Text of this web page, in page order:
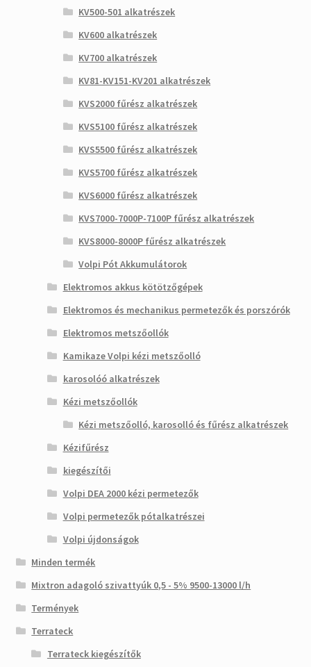
KV500-501 alkatrészek
KV600 alkatrészek
KV700 alkatrészek
KV81-KV151-KV201 alkatrészek
KVS2000 fűrész alkatrészek
KVS5100 fűrész alkatrészek
KVS5500 fűrész alkatrészek
KVS5700 fűrész alkatrészek
KVS6000 fűrész alkatrészek
KVS7000-7000P-7100P fűrész alkatrészek
KVS8000-8000P fűrész alkatrészek
Volpi Pót Akkumulátorok
Elektromos akkus kötötzőgépek
Elektromos és mechanikus permetezők és porszórók
Elektromos metszőollók
Kamikaze Volpi kézi metszőolló
karosolóó alkatrészek
Kézi metszőollók
Kézi metszőolló, karosolló és fűrész alkatrészek
Kézifűrész
kiegészítői
Volpi DEA 2000 kézi permetezők
Volpi permetezők pótalkatrészei
Volpi újdonságok
Minden termék
Mixtron adagoló szivattyúk 0,5 - 5% 9500-13000 l/h
Termények
Terrateck
Terrateck kiegészítők